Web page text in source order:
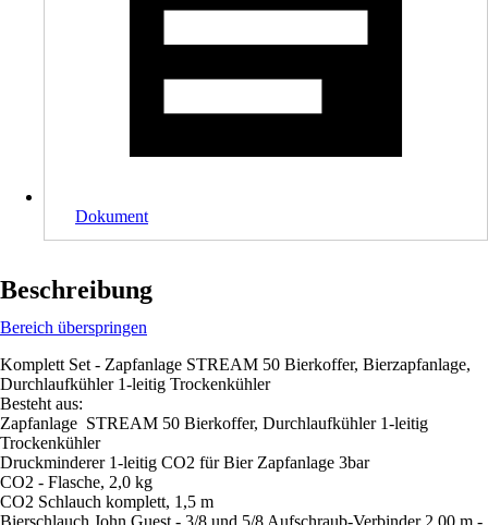
Dokument
Beschreibung
Bereich überspringen
Komplett Set - Zapfanlage STREAM 50 Bierkoffer, Bierzapfanlage,
Durchlaufkühler 1-leitig Trockenkühler
Besteht aus:
Zapfanlage STREAM 50 Bierkoffer, Durchlaufkühler 1-leitig
Trockenkühler
Druckminderer 1-leitig CO2 für Bier Zapfanlage 3bar
CO2 - Flasche, 2,0 kg
CO2 Schlauch komplett, 1,5 m
Bierschlauch John Guest - 3/8 und 5/8 Aufschraub-Verbinder 2,00 m -